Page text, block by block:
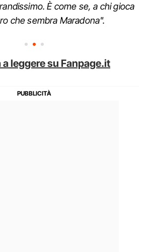
È come se, a chi gioca
che sembra Maradona".
leggere su Fanpage.it